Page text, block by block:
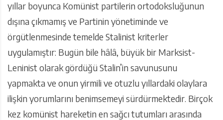
yıllar boyunca Komünist partilerin ortodoksluğunun
dışına çıkmamış ve Partinin yönetiminde ve
örgütlenmesinde temelde Stalinist kriterler
uygulamıştır: Bugün bile hâlâ, büyük bir Marksist-
Leninist olarak gördüğü Stalin’in savunusunu
yapmakta ve onun yirmili ve otuzlu yıllardaki olaylara
ilişkin yorumlarını benimsemeyi sürdürmektedir. Birçok
kez komünist hareketin en sağcı tutumları arasında